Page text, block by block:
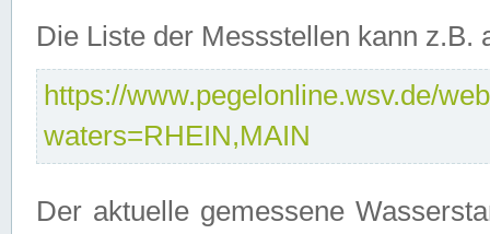
Die Liste der Messstellen kann
https://www.pegelonline.wsv.de/
waters=RHEIN,MAIN
Der aktuelle gemessene